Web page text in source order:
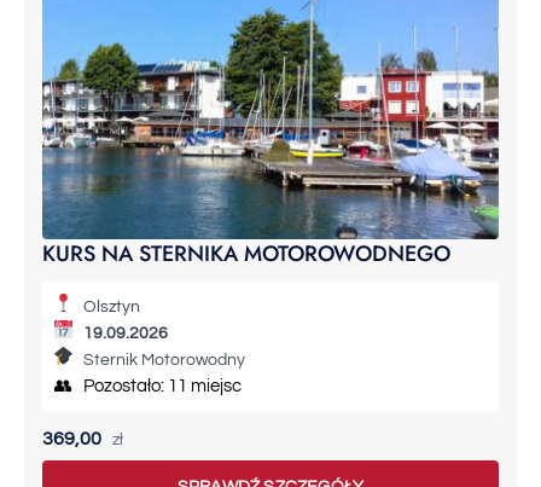
KURS NA STERNIKA MOTOROWODNEGO
Olsztyn
19.09.2026
Sternik Motorowodny
👥 Pozostało: 11 miejsc
369,00 zł